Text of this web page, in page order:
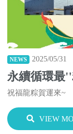
NEWS 2025/05/31
永續循環最
祝福龍粽賀運來~
VIEW